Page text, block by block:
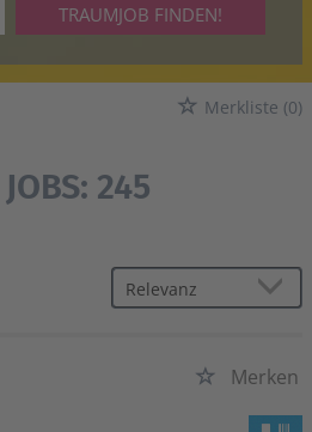
TRAUMJOB FINDEN!
Merkliste (0)
245
Merken